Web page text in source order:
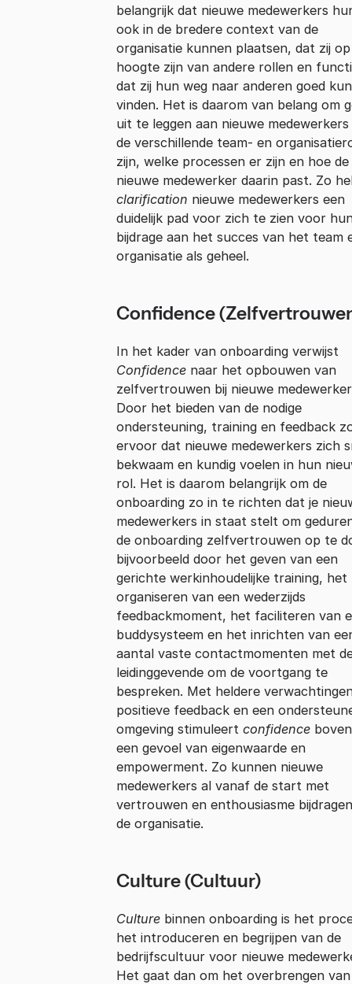
belangrijk dat nieuwe medewerkers
ook in de bredere context van de
organisatie kunnen plaatsen, dat zij
hoogte zijn van andere rollen en
dat zij hun weg naar anderen goed
vinden. Het is daarom van belang om
uit te leggen aan nieuwe
de verschillende team- en
zijn, welke processen er zijn en hoe de
nieuwe medewerker daarin past. Zo
clarification nieuwe medewerkers een
duidelijk pad voor zich te zien voor
bijdrage aan het succes van het team
organisatie als geheel.
Confidence
In het kader van onboarding verwijst
Confidencenaar het opbouwen van
zelfvertrouwen bij nieuwe
Door het bieden van de nodige
ondersteuning, training en feedback
ervoor dat nieuwe medewerkers zich
bekwaam en kundig voelen in hun
rol. Het is daarom belangrijk om de
onboarding zo in te richten dat je
medewerkers in staat stelt om
de onboarding zelfvertrouwen op te
bijvoorbeeld door het geven van een
gerichte werkinhoudelijke training, het
organiseren van een wederzijds
feedbackmoment, het faciliteren van
buddysysteem en het inrichten van
aantal vaste contactmomenten met
leidinggevende om de voortgang te
bespreken. Met heldere
positieve feedback en een
omgeving stimuleert confidence
een gevoel van eigenwaarde en
empowerment. Zo kunnen nieuwe
medewerkers al vanaf de start met
vertrouwen en enthousiasme
de organisatie.
Culture (Cultuur)
Culturebinnen onboarding is het
het introduceren en begrijpen van de
bedrijfscultuur voor nieuwe
Het gaat dan om het overbrengen